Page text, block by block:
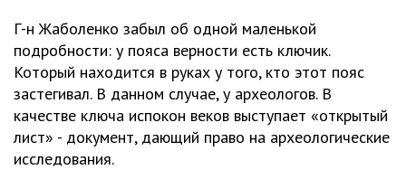
Г-н Жаболенко забыл об одной маленькой
подробности: у пояса верности есть ключик.
Который находится в руках у того, кто этот пояс
застегивал. В данном случае, у археологов. В
качестве ключа испокон веков выступает «открытый
лист» - документ, дающий право на археологические
исследования.